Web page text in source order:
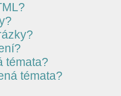
témata?
témata?